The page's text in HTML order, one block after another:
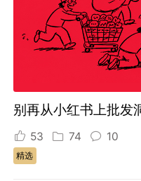
别再从小红书上批发
53 74 10
精选